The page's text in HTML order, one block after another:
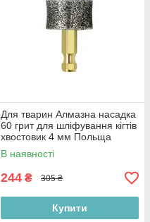
Для тварин Алмазна насадка
60 грит для шліфування кігтів
хвостовик 4 мм Польща
В наявності
244 ₴ 305 ₴
Купити